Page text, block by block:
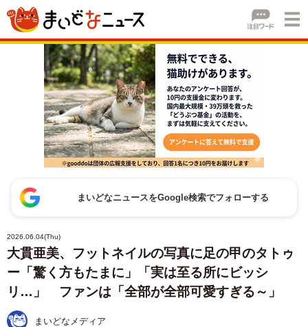
まいどなニュースをGoogle検索でフォローする
2026.06.04(Thu)
大貫亜美、フットネイルの写真に足の甲のタトゥ
ー「驚く方もたまに」「実は至る所にビッシ
リ…」 ファンは「全部が全部可愛すぎる～」
まいどなメディア